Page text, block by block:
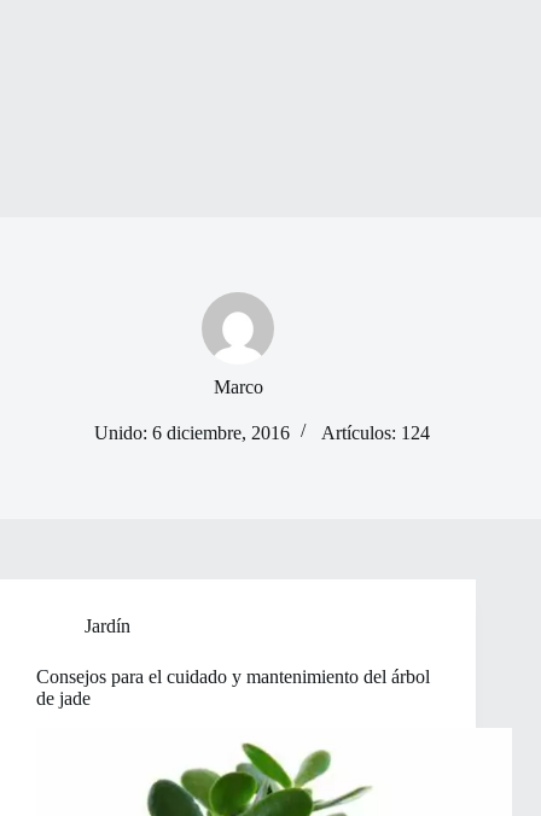
Marco
Unido: 6 diciembre, 2016 Artículos: 124
Jardín
Consejos para el cuidado y mantenimiento del árbol
de jade